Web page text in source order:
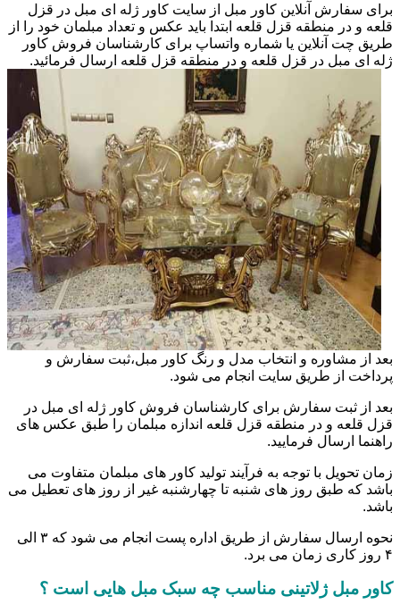
برای سفارش آنلاین کاور مبل از سایت کاور ژله ای مبل در قزل
قلعه و در منطقه قزل قلعه ابتدا باید عکس و تعداد مبلمان خود را از
طریق چت آنلاین یا شماره واتساپ برای کارشناسان فروش کاور
ژله ای مبل در قزل قلعه و در منطقه قزل قلعه ارسال فرمائید.
بعد از مشاوره و انتخاب مدل و رنگ کاور مبل،ثبت سفارش و
پرداخت از طریق سایت انجام می شود.
بعد از ثبت سفارش برای کارشناسان فروش کاور ژله ای مبل در
قزل قلعه و در منطقه قزل قلعه اندازه مبلمان را طبق عکس های
راهنما ارسال فرمایید.
زمان تحویل با توجه به فرآیند تولید کاور های مبلمان متفاوت می
باشد که طبق روز های شنبه تا چهارشنبه غیر از روز های تعطیل می
باشد.
نحوه ارسال سفارش از طریق اداره پست انجام می شود که ۳ الی
۴ روز کاری زمان می برد.
کاور مبل ژلاتینی مناسب چه سبک مبل هایی است ؟